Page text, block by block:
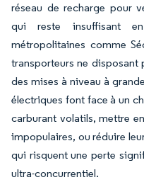
réseau de recharge pour
qui reste insuffisant
métropolitaines comme
transporteurs ne disposant
des mises à niveau à
électriques font face à un
carburant volatils, mettre
impopulaires, ou réduire
qui risquent une perte
ultra-concurrentiel.